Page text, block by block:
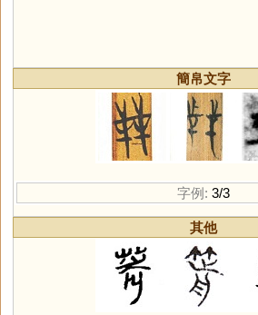
簡帛文字
字例: 3/3
其他